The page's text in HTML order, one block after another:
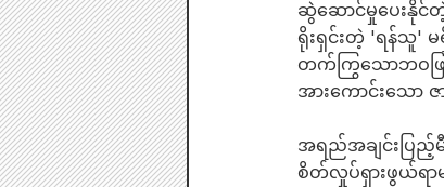
ဆွဲဆောင်မှုပေးနိုင်
ရိုးရှင်းတဲ့ 'ရန်သူ'
တက်ကြွသောဘဝဖြ
အားကောင်းသော
အရည်အချင်းပြည့်
စိတ်လှုပ်ရှားဖွယ်ရာ